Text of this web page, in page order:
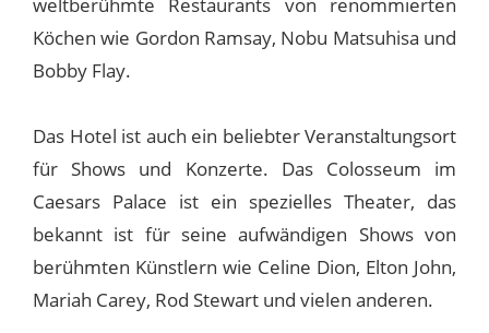
Köchen wie Gordon Ramsay, Nobu Matsuhisa und
Bobby Flay.
Das Hotel ist auch ein beliebter Veranstaltungsort
für Shows und Konzerte. Das Colosseum im
Caesars Palace ist ein spezielles Theater, das
bekannt ist für seine aufwändigen Shows von
berühmten Künstlern wie Celine Dion, Elton John,
Mariah Carey, Rod Stewart und vielen anderen.